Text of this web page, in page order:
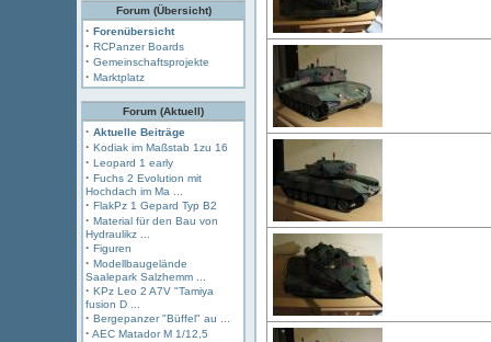
Forum (Übersicht)
· Forenübersicht
· RCPanzer Boards
· Gemeinschaftsprojekte
· Marktplatz
Forum (Aktuell)
· Aktuelle Beiträge
· Kodiak im Maßstab 1zu 16
· Leopard 1 early
· Fuchs 2 Evolution mit
Hochdach im Ma ...
· FlakPz 1 Gepard Typ B2
· Material für den Bau von
Hydraulikz ...
· Figuren
· Modellbaugelände
Saalepark Salzhemm ...
· KPz Leo 2 A7V "Tamiya
fusion D ...
· Bergepanzer "Büffel" au ...
· AEC Matador M 1/12,5